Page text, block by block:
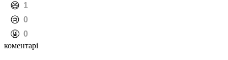
️😄 1
️😢 0
️🤬 0
коментарі